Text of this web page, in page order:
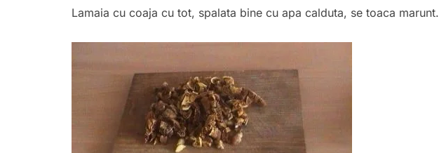
Lamaia cu coaja cu tot, spalata bine cu apa calduta, se toaca marunt.